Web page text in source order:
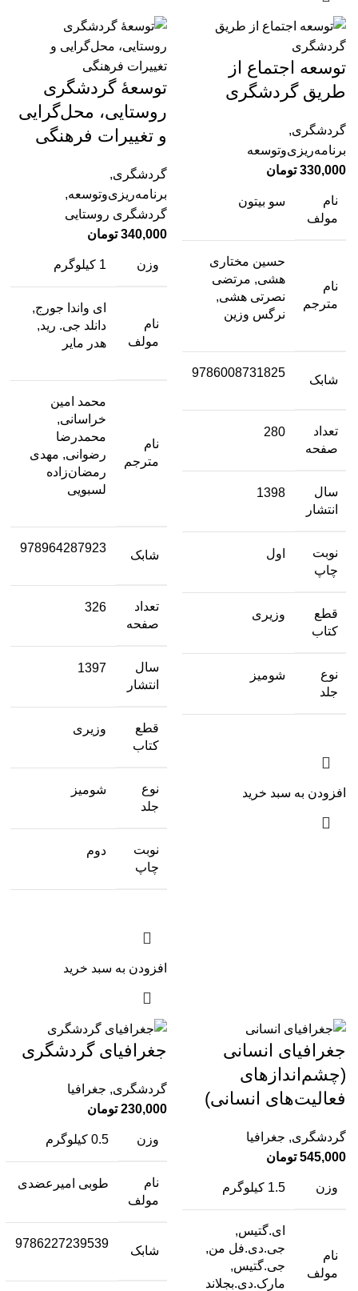
توسعه اجتماع از
طریق گردشگری
گردشگری,
برنامه‌ریزی‌وتوسعه
330,000 تومان
نام
مولف
سو بیتون
نام
مترجم
حسین مختاری
هشی, مرتضی
نصرتی هشی,
نرگس وزین
شابک
9786008731825
تعداد
صفحه
280
سال
انتشار
1398
نوبت
چاپ
اول
قطع
کتاب
وزیری
نوع
جلد
شومیز
افزودن به سبد خرید
توسعۀ گردشگری
روستایی، محل‌گرایی
و تغییرات فرهنگی
گردشگری,
برنامه‌ریزی‌وتوسعه,
گردشگری روستایی
340,000 تومان
وزن 1 کیلوگرم
نام
مولف
ای واندا جورج,
دانلد جی. رید,
هدر مایر
نام
مترجم
محمد امین
خراسانی,
محمدرضا
رضوانی, مهدی
رمضان‌زاده
لسبویی
شابک
978964287923
تعداد
صفحه
326
سال
انتشار
1397
قطع
کتاب
وزیری
نوع
جلد
شومیز
نوبت
چاپ
دوم
افزودن به سبد خرید
جغرافیای انسانی
(چشم‌اندازهای
فعالیت‌های انسانی)
گردشگری, جغرافیا
545,000 تومان
وزن 1.5 کیلوگرم
نام
مولف
ای.گتیس,
جی.دی.فل من,
جی.گتیس,
مارک.دی.بجلاند
جغرافیای گردشگری
گردشگری, جغرافیا
230,000 تومان
وزن 0.5 کیلوگرم
نام
مولف
طوبی امیرعضدی
شابک
9786227239539